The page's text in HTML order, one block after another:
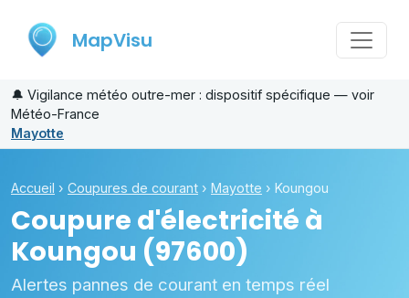
MapVisu
🔔 Vigilance météo outre-mer : dispositif spécifique — voir
Météo-France
Mayotte
Accueil › Coupures de courant › Mayotte › Koungou
Coupure d'électricité à
Koungou (97600)
Alertes pannes de courant en temps réel